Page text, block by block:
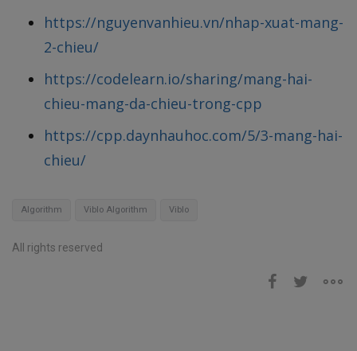
https://nguyenvanhieu.vn/nhap-xuat-mang-
2-chieu/
https://codelearn.io/sharing/mang-hai-
chieu-mang-da-chieu-trong-cpp
https://cpp.daynhauhoc.com/5/3-mang-hai-
chieu/
Algorithm Viblo Algorithm Viblo
All rights reserved